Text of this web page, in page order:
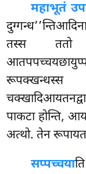
महाभूतं
तस्स ततो
रूपक्खन्धस्स
पाकटा होन्ति,
अत्थो. तेन
सप्पच्चया